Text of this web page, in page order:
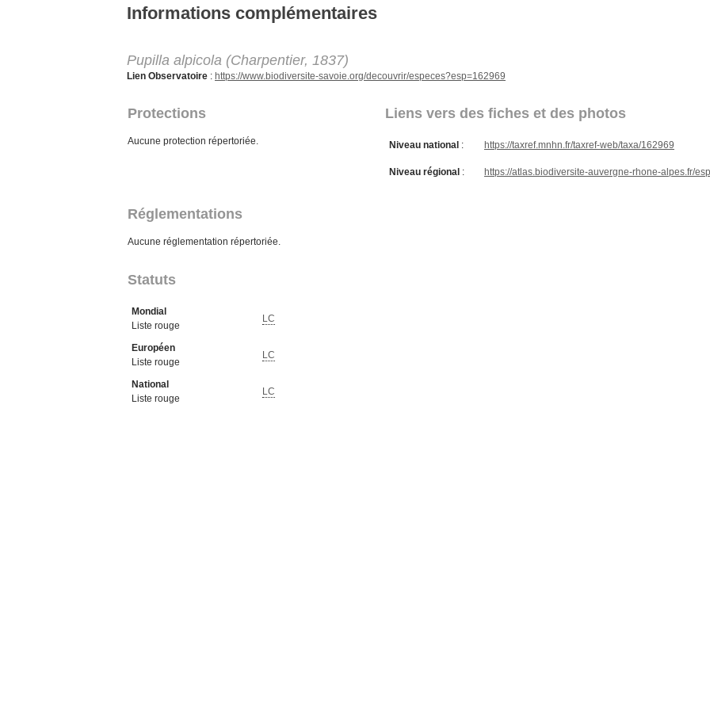
Informations complémentaires
Pupilla alpicola (Charpentier, 1837)
Lien Observatoire : https://www.biodiversite-savoie.org/decouvrir/especes?esp=162969
Protections Liens vers des fiches et des photos
Aucune protection répertoriée. Niveau national : https://taxref.mnhn.fr/taxref-web/taxa/162969
Niveau régional : https://atlas.biodiversite-auvergne-rhone-alpes.fr/
Réglementations
Aucune réglementation répertoriée.
Statuts
Mondial
Liste rouge
LC
Européen
Liste rouge
LC
National
Liste rouge
LC